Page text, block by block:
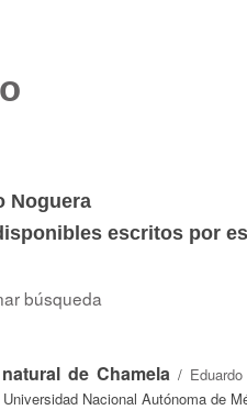
Noguera
escritos por
búsqueda
de Chamela/
Nacional Autónoma de